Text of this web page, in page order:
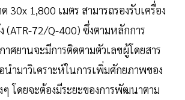
30x 1,800 เมตร สามารถรองรับเครื่อง
72/Q-400) ซึ่งตามหลักการ
ศยานจะมีการติดตามตัวเลขผู้โดยสาร
ำมาวิเคราะห์ในการเพิ่มศักยภาพของ
ๆ โดยจะต้องมีระยะของการพัฒนาตาม